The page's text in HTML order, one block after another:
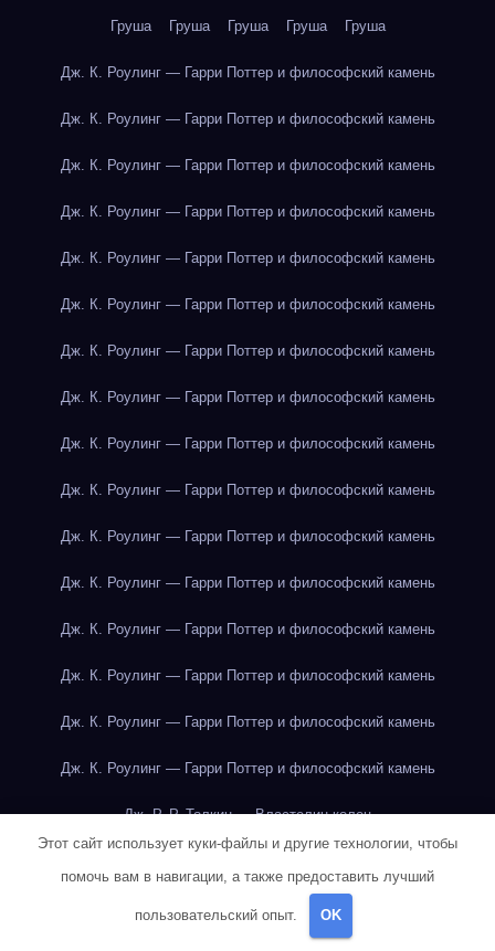
Груша Груша Груша Груша Груша
Дж. К. Роулинг — Гарри Поттер и философский камень
Дж. К. Роулинг — Гарри Поттер и философский камень
Дж. К. Роулинг — Гарри Поттер и философский камень
Дж. К. Роулинг — Гарри Поттер и философский камень
Дж. К. Роулинг — Гарри Поттер и философский камень
Дж. К. Роулинг — Гарри Поттер и философский камень
Дж. К. Роулинг — Гарри Поттер и философский камень
Дж. К. Роулинг — Гарри Поттер и философский камень
Дж. К. Роулинг — Гарри Поттер и философский камень
Дж. К. Роулинг — Гарри Поттер и философский камень
Дж. К. Роулинг — Гарри Поттер и философский камень
Дж. К. Роулинг — Гарри Поттер и философский камень
Дж. К. Роулинг — Гарри Поттер и философский камень
Дж. К. Роулинг — Гарри Поттер и философский камень
Дж. К. Роулинг — Гарри Поттер и философский камень
Дж. К. Роулинг — Гарри Поттер и философский камень
Дж. Р. Р. Толкин — Властелин колец
Дж. Р. Р. Толкин — Властелин колец
Этот сайт использует куки-файлы и другие технологии, чтобы
помочь вам в навигации, а также предоставить лучший
пользовательский опыт. OK